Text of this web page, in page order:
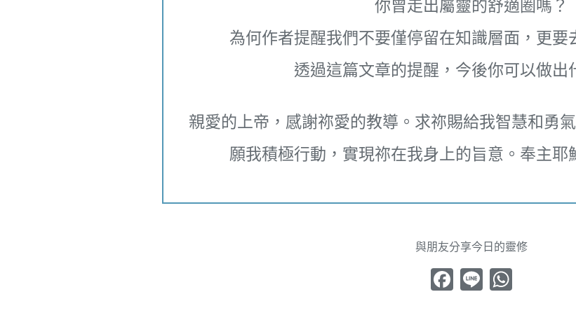
你曾走出屬靈的舒適圈嗎？
為何作者提醒我們不要僅停留在知識層面，更要
透過這篇文章的提醒，今後你可以做出
親愛的上帝，感謝祢愛的教導。求祢賜給我智慧和勇
願我積極行動，實現祢在我身上的旨意。奉主耶
與朋友分享今日的靈修
Facebook
Line WhatsApp